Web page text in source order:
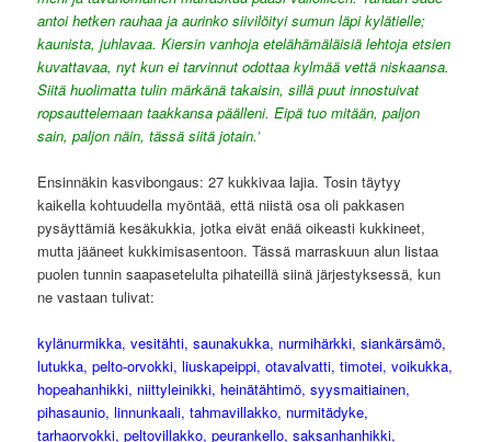
antoi hetken rauhaa ja aurinko siivilöityi sumun läpi kylätielle;
kaunista, juhlavaa. Kiersin vanhoja etelähämäläisiä lehtoja etsien
kuvattavaa, nyt kun ei tarvinnut odottaa kylmää vettä niskaansa.
Siitä huolimatta tulin märkänä takaisin, sillä puut innostuivat
ropsauttelemaan taakkansa päälleni. Eipä tuo mitään, paljon
sain, paljon näin, tässä siitä jotain.’
Ensinnäkin kasvibongaus: 27 kukkivaa lajia. Tosin täytyy
kaikella kohtuudella myöntää, että niistä osa oli pakkasen
pysäyttämiä kesäkukkia, jotka eivät enää oikeasti kukkineet,
mutta jääneet kukkimisasentoon. Tässä marraskuun alun listaa
puolen tunnin saapasetelulta pihateillä siinä järjestyksessä, kun
ne vastaan tulivat:
kylänurmikka, vesitähti, saunakukka, nurmihärkki, siankärsämö,
lutukka, pelto-orvokki, liuskapeippi, otavalvatti, timotei, voikukka,
hopeahanhikki, niittyleinikki, heinätähtimö, syysmaitiainen,
pihasaunio, linnunkaali, tahmavillakko, nurmitädyke,
tarhaorvokki, peltovillakko, peurankello, saksanhanhikki,